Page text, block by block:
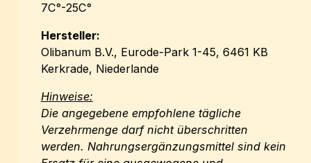
7C°-25C°
Hersteller:
Olibanum B.V., Eurode-Park 1-45, 6461 KB
Kerkrade, Niederlande
Hinweise:
Die angegebene empfohlene tägliche
Verzehrmenge darf nicht überschritten
werden. Nahrungsergänzungsmittel sind kein